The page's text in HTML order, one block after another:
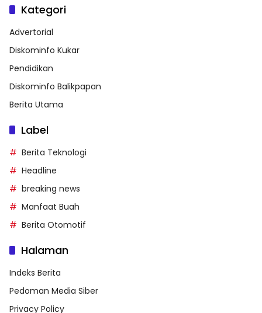
Kategori
Advertorial
Diskominfo Kukar
Pendidikan
Diskominfo Balikpapan
Berita Utama
Label
Berita Teknologi
Headline
breaking news
Manfaat Buah
Berita Otomotif
Halaman
Indeks Berita
Pedoman Media Siber
Privacy Policy